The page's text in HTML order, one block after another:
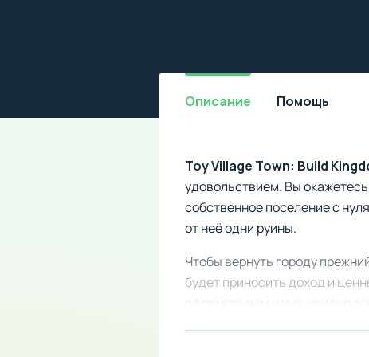
Описание Помощь
Toy Village Town: Build
удовольствием. Вы
собственное поселение с
от неё одни руины.
Чтобы вернуть городу
будет приносить доход и
Особенности мода: